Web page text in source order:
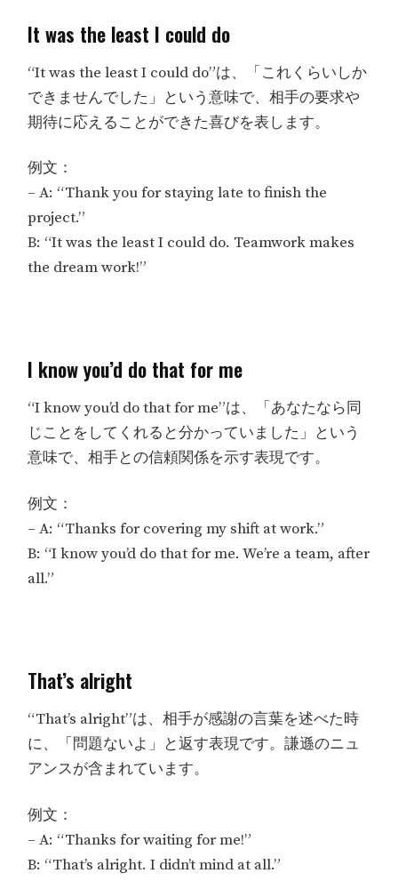
It was the least I could do
“It was the least I could do”は、「これくらいしか
できませんでした」という意味で、相手の要求や
期待に応えることができた喜びを表します。
例文：
– A: “Thank you for staying late to finish the
project.”
B: “It was the least I could do. Teamwork makes
the dream work!”
I know you’d do that for me
“I know you’d do that for me”は、「あなたなら同
じことをしてくれると分かっていました」という
意味で、相手との信頼関係を示す表現です。
例文：
– A: “Thanks for covering my shift at work.”
B: “I know you’d do that for me. We’re a team, after
all.”
That’s alright
“That’s alright”は、相手が感謝の言葉を述べた時
に、「問題ないよ」と返す表現です。謙遜のニュ
アンスが含まれています。
例文：
– A: “Thanks for waiting for me!”
B: “That’s alright. I didn’t mind at all.”